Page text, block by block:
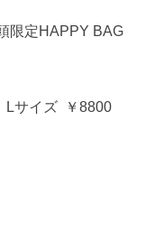
限定HAPPY BAG
Lサイズ ￥8800